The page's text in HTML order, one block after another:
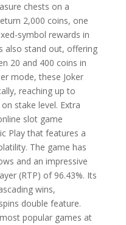
chests on a
2,000 coins, one
symbol rewards in
also stand out, offering
20 and 400 coins in
mode, these Joker
reaching up to
stake level. Extra
slot game
Play that features a
The game has
and an impressive
(RTP) of 96.43%. Its
wins,
double feature.
popular games at